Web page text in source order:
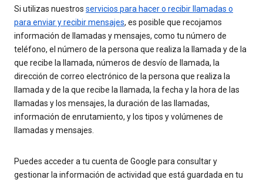
Si utilizas nuestros servicios para hacer o recibir llamadas o
para enviar y recibir mensajes, es posible que recojamos
información de llamadas y mensajes, como tu número de
teléfono, el número de la persona que realiza la llamada y de la
que recibe la llamada, números de desvío de llamada, la
dirección de correo electrónico de la persona que realiza la
llamada y de la que recibe la llamada, la fecha y la hora de las
llamadas y los mensajes, la duración de las llamadas,
información de enrutamiento, y los tipos y volúmenes de
llamadas y mensajes.
Puedes acceder a tu cuenta de Google para consultar y
gestionar la información de actividad que está guardada en tu